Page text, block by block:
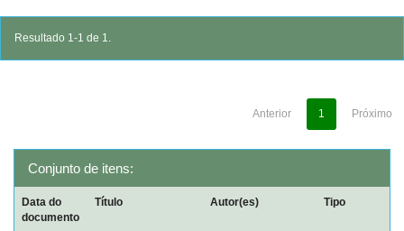
Resultado 1-1 de 1.
Anterior 1 Próximo
Conjunto de itens:
Data do
documento
Título Autor(es) Tipo